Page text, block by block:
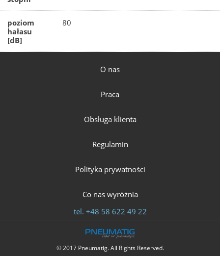
poziom
hałasu
[dB]
80
O nas
Praca
Obsługa klienta
Regulamin
Polityka prywatności
Co nas wyróżnia
tel. +48 58 622 49 22
© 2017 Pneumatig. All Rights Reserved.